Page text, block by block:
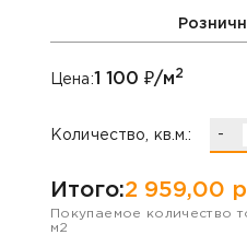
Цена:1 100 ₽/м2
Количество, кв.м.: -
Итого:2 959,00
Покупаемое количество
м2